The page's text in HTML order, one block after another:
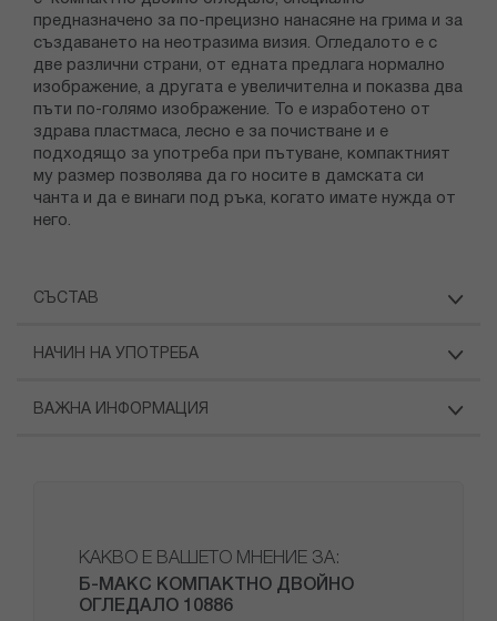
предназначено за по-прецизно нанасяне на грима и за
създаването на неотразима визия. Огледалото е с
две различни страни, от едната предлага нормално
изображение, а другата е увеличителна и показва два
пъти по-голямо изображение. То е изработено от
здрава пластмаса, лесно е за почистване и е
подходящо за употреба при пътуване, компактният
му размер позволява да го носите в дамската си
чанта и да е винаги под ръка, когато имате нужда от
него.
СЪСТАВ
НАЧИН НА УПОТРЕБА
ВАЖНА ИНФОРМАЦИЯ
КАКВО Е ВАШЕТО МНЕНИЕ ЗА:
Б-МАКС КОМПАКТНО ДВОЙНО
ОГЛЕДАЛО 10886